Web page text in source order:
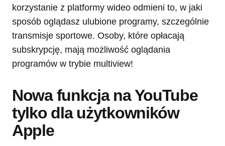
korzystanie z platformy wideo odmieni to, w jaki
sposób oglądasz ulubione programy, szczególnie
transmisje sportowe. Osoby, które opłacają
subskrypcję, mają możliwość oglądania
programów w trybie multiview!
Nowa funkcja na YouTube
tylko dla użytkowników
Apple